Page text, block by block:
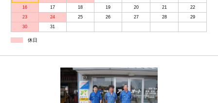
16 17 18 19 20 21
22
23
24 25 26 27 28
29
30
31
休日